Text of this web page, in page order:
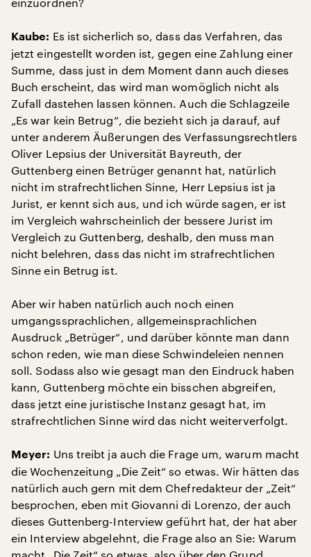
Kaube: Es ist sicherlich so, dass das Verfahren, das
jetzt eingestellt worden ist, gegen eine Zahlung einer
Summe, dass just in dem Moment dann auch dieses
Buch erscheint, das wird man womöglich nicht als
Zufall dastehen lassen können. Auch die Schlagzeile
„Es war kein Betrug“, die bezieht sich ja darauf, auf
unter anderem Äußerungen des Verfassungsrechtlers
Oliver Lepsius der Universität Bayreuth, der
Guttenberg einen Betrüger genannt hat, natürlich
nicht im strafrechtlichen Sinne, Herr Lepsius ist ja
Jurist, er kennt sich aus, und ich würde sagen, er ist
im Vergleich wahrscheinlich der bessere Jurist im
Vergleich zu Guttenberg, deshalb, den muss man
nicht belehren, dass das nicht im strafrechtlichen
Sinne ein Betrug ist.
Aber wir haben natürlich auch noch einen
umgangssprachlichen, allgemeinsprachlichen
Ausdruck „Betrüger“, und darüber könnte man dann
schon reden, wie man diese Schwindeleien nennen
soll. Sodass also wie gesagt man den Eindruck haben
kann, Guttenberg möchte ein bisschen abgreifen,
dass jetzt eine juristische Instanz gesagt hat, im
strafrechtlichen Sinne wird das nicht weiterverfolgt.
Meyer: Uns treibt ja auch die Frage um, warum macht
die Wochenzeitung „Die Zeit“ so etwas. Wir hätten das
natürlich auch gern mit dem Chefredakteur der „Zeit“
besprochen, eben mit Giovanni di Lorenzo, der auch
dieses Guttenberg-Interview geführt hat, der hat aber
ein Interview abgelehnt, die Frage also an Sie: Warum